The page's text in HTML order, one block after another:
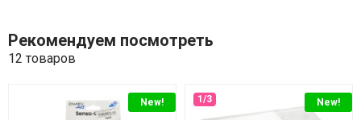
Рекомендуем посмотреть
12 товаров
New! New!